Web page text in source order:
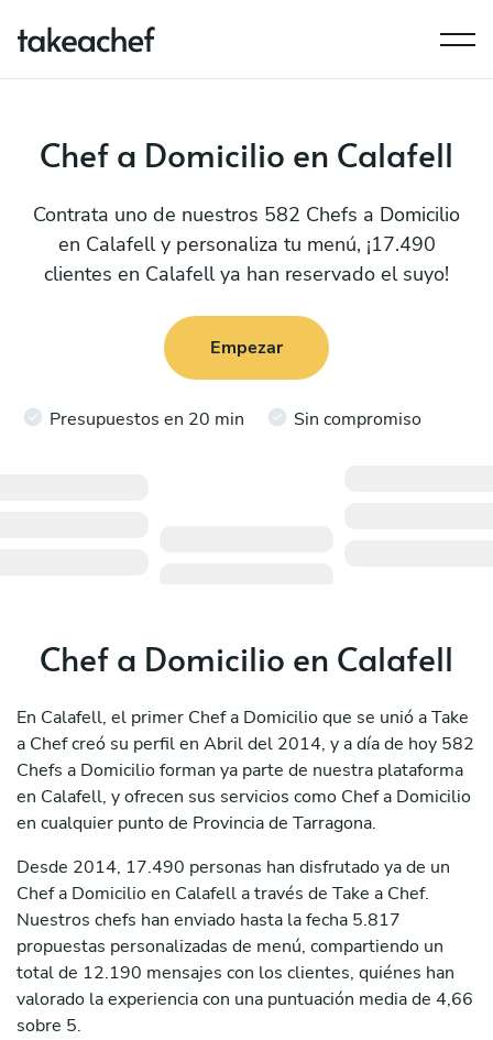
Chef a Domicilio en Calafell
Contrata uno de nuestros 582 Chefs a Domicilio
en Calafell y personaliza tu menú, ¡17.490
clientes en Calafell ya han reservado el suyo!
Empezar
Presupuestos en 20 min Sin compromiso
Chef a Domicilio en Calafell
En Calafell, el primer Chef a Domicilio que se unió a Take
a Chef creó su perfil en Abril del 2014, y a día de hoy 582
Chefs a Domicilio forman ya parte de nuestra plataforma
en Calafell, y ofrecen sus servicios como Chef a Domicilio
en cualquier punto de Provincia de Tarragona.
Desde 2014, 17.490 personas han disfrutado ya de un
Chef a Domicilio en Calafell a través de Take a Chef.
Nuestros chefs han enviado hasta la fecha 5.817
propuestas personalizadas de menú, compartiendo un
total de 12.190 mensajes con los clientes, quiénes han
valorado la experiencia con una puntuación media de 4,66
sobre 5.